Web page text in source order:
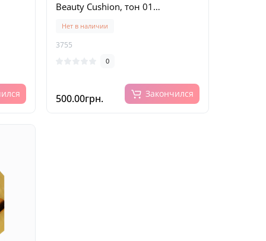
Beauty Cushion, тон 01
Нет в наличии
3755
0
500.00грн. Закончился